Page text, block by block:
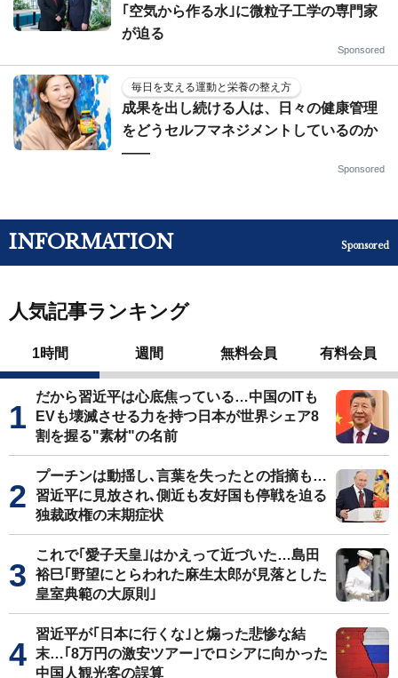
｢空気から作る水｣に微粒子工学の専門家
が迫る
Sponsored
毎日を支える運動と栄養の整え方
成果を出し続ける人は、日々の健康管理
をどうセルフマネジメントしているのか
——
Sponsored
INFORMATION Sponsored
人気記事ランキング
1時間 週間 無料会員 有料会員
だから習近平は心底焦っている…中国のITも
EVも壊滅させる力を持つ日本が世界シェア8
割を握る"素材"の名前
プーチンは動揺し､言葉を失ったとの指摘も…
習近平に見放され､側近も友好国も停戦を迫る
独裁政権の末期症状
これで｢愛子天皇｣はかえって近づいた…島田
裕巳｢野望にとらわれた麻生太郎が見落とした
皇室典範の大原則｣
習近平が｢日本に行くな｣と煽った悲惨な結
末…｢8万円の激安ツアー｣でロシアに向かった
中国人観光客の誤算